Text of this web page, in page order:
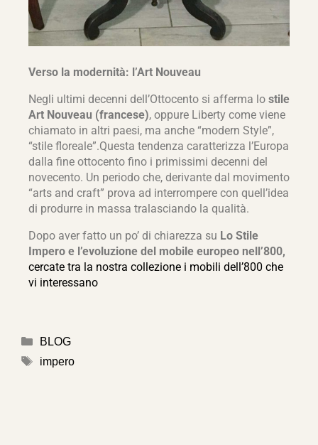
Verso la modernità: l’Art Nouveau
Negli ultimi decenni dell’Ottocento si afferma lo stile
Art Nouveau (francese), oppure Liberty come viene
chiamato in altri paesi, ma anche “modern Style”,
“stile floreale”.Questa tendenza caratterizza l’Europa
dalla fine ottocento fino i primissimi decenni del
novecento. Un periodo che, derivante dal movimento
“arts and craft” prova ad interrompere con quell’idea
di produrre in massa tralasciando la qualità.
Dopo aver fatto un po’ di chiarezza su Lo Stile
Impero e l’evoluzione del mobile europeo nell’800,
cercate tra la nostra collezione i mobili dell’800 che
vi interessano
BLOG
impero